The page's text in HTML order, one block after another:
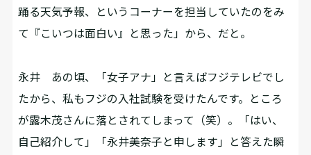
踊る天気予報、というコーナーを担当していたのをみ
て『こいつは面白い』と思った」から、だと。
永井 あの頃、「女子アナ」と言えばフジテレビでし
たから、私もフジの入社試験を受けたんです。ところ
が露木茂さんに落とされてしまって（笑）。「はい、
自己紹介して」「永井美奈子と申します」と答えた瞬